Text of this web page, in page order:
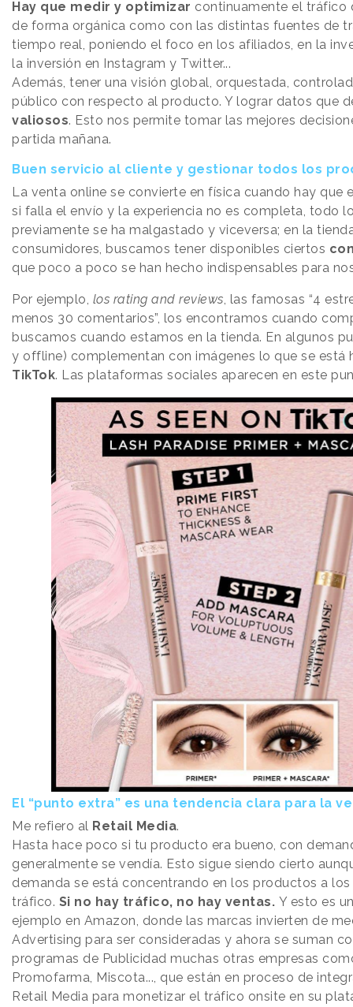
Hay que medir y optimizar continuamente el tráfico
de forma orgánica como con las distintas fuentes de
tiempo real, poniendo el foco en los afiliados, en la
la inversión en Instagram y Twitter...
Además, tener una visión global, orquestada,
público con respecto al producto. Y lograr datos que
valiosos. Esto nos permite tomar las mejores
partida mañana.
Buen servicio al cliente y gestionar todos los
La venta online se convierte en física cuando hay que
si falla el envío y la experiencia no es completa, todo
previamente se ha malgastado y viceversa; en la
consumidores, buscamos tener disponibles ciertos
que poco a poco se han hecho indispensables para
Por ejemplo, los rating and reviews, las famosas “4
menos 30 comentarios”, los encontramos cuando
buscamos cuando estamos en la tienda. En algunos
y offline) complementan con imágenes lo que se está
TikTok. Las plataformas sociales aparecen en este
El “punto extra” es una tendencia clara para la
Me refiero al Retail Media.
Hasta hace poco si tu producto era bueno, con
generalmente se vendía. Esto sigue siendo cierto
demanda se está concentrando en los productos a
tráfico. Si no hay tráfico, no hay ventas. Y esto es
ejemplo en Amazon, donde las marcas invierten de
Advertising para ser consideradas y ahora se suman
programas de Publicidad muchas otras empresas
Promofarma, Miscota..., que están en proceso de
Retail Media para monetizar el tráfico onsite en su